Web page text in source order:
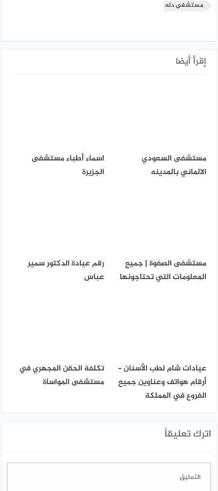
مستشفى دله
إقرأ أيضا
مستشفى السعودي
الالماني بالمدينه
اسماء أطباء مستشفى
الجزيرة
مستشفى الصفوة | جميع
المعلومات التي تحتاجونها
رقم عيادة الدكتور سمير
عباس
عيادات شام لطب الأسنان –
أرقام هواتف وعناوين جميع
الفروع في المملكة
تكلفة الحقن المجهري في
مستشفى المواساة
اترك تعليقاً